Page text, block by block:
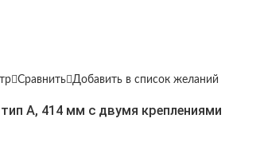
Сравнить Добавить в список желаний
А, 414 мм с двумя креплениями